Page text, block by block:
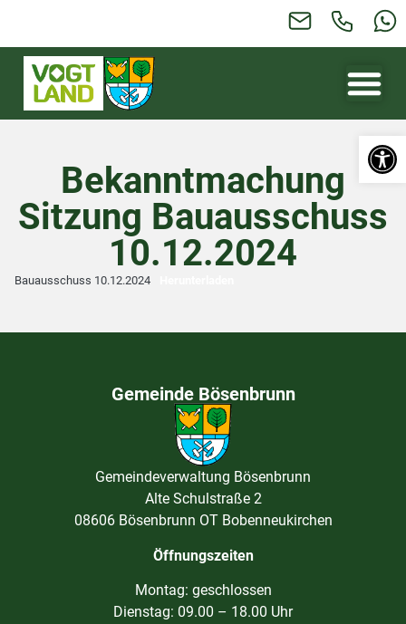
Bekanntmachung
Sitzung Bauausschuss
10.12.2024
Bauausschuss 10.12.2024
Gemeinde Bösenbrunn
Gemeindeverwaltung Bösenbrunn
Alte Schulstraße 2
08606 Bösenbrunn OT Bobenneukirchen
Öffnungszeiten
Montag: geschlossen
Dienstag: 09.00 – 18.00 Uhr